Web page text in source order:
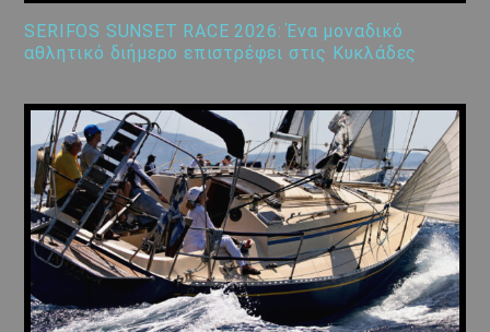
SERIFOS SUNSET RACE 2026: Ένα μοναδικό
αθλητικό διήμερο επιστρέφει στις Κυκλάδες